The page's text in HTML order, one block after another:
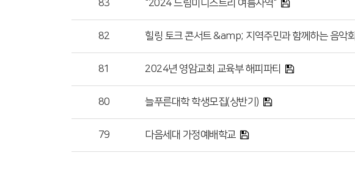
83 "2024 드림미니스트리 여름사역"
82 힐링 토크 콘서트 &amp; 지역주민과 함께하는 음악회
81 2024년 영암교회 교육부 해피파티
80 늘푸른대학 학생모집(상반기)
79 다음세대 가정예배학교